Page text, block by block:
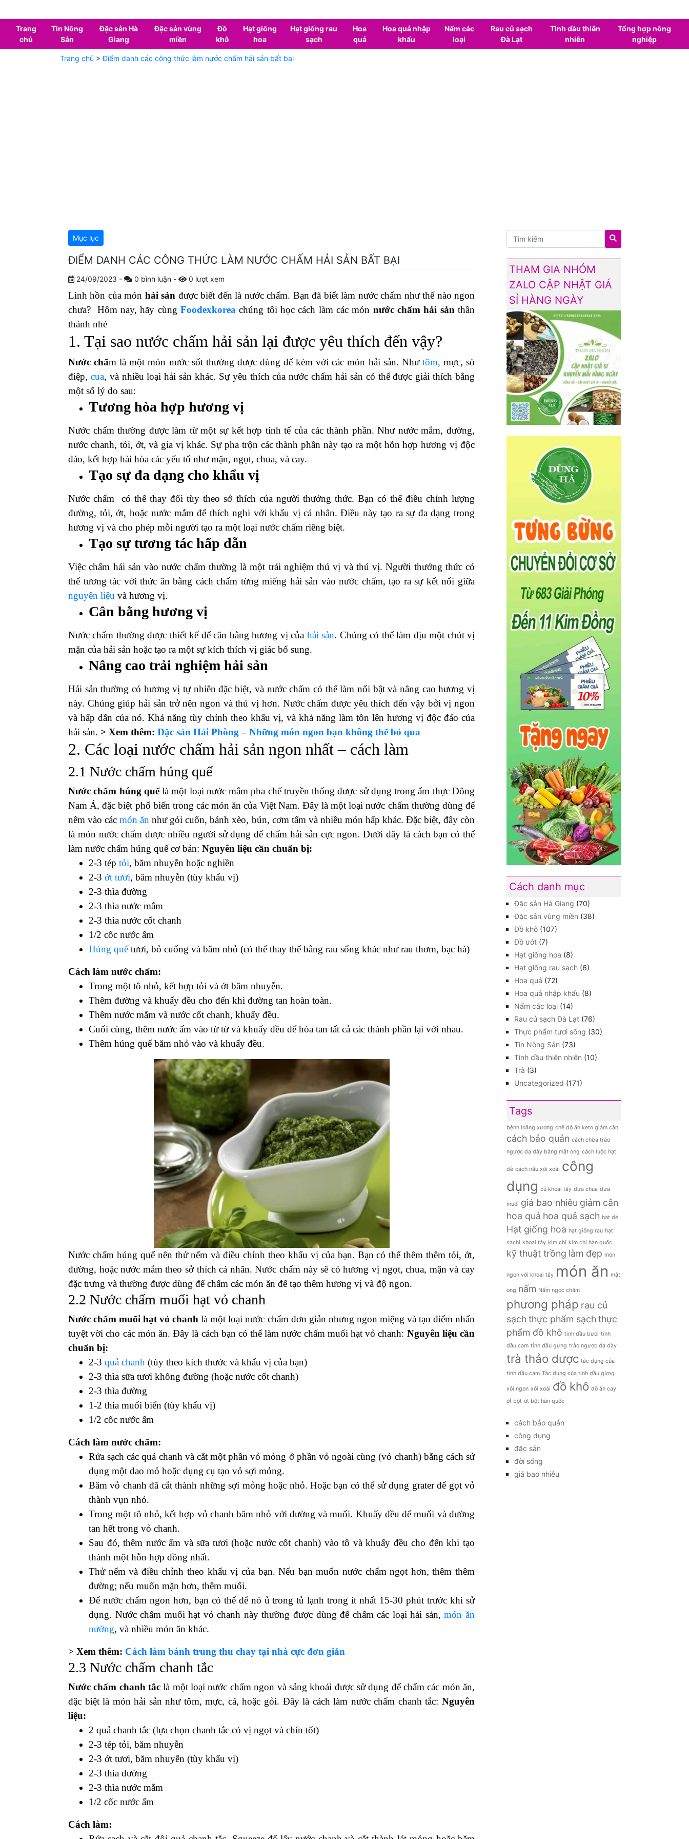
Trang
chủ
Tin Nông
Sản
Đặc sản Hà
Giang
Đặc sản vùng
miền
Đồ
khô
Hạt giống
hoa
Hạt giống rau
sạch
Hoa
quả
Hoa quả nhập
khẩu
Nấm các
loại
Rau củ sạch
Đà Lạt
Tinh dầu thiên
nhiên
Tổng hợp nông
nghiệp
Trang chủ >Điểm danh các công thức làm nước chấm hải sản bất bại
Mục lục
ĐIỂM DANH CÁC CÔNG THỨC LÀM NƯỚC CHẤM HẢI SẢN BẤT BẠI
24/09/2023 - 0 bình luận - 0 lượt xem
Linh hồn của món hải sản được biết đến là nước chấm. Bạn đã biết làm nước chấm như thế nào ngon
chưa? Hôm nay, hãy cùng Foodexkorea chúng tôi học cách làm các món nước chấm hải sản thần
thánh nhé
1. Tại sao nước chấm hải sản lại được yêu thích đến vậy?
Nước chấm là một món nước sốt thường được dùng để kèm với các món hải sản. Như tôm, mực, sò
điệp, cua, và nhiều loại hải sản khác. Sự yêu thích của nước chấm hải sản có thể được giải thích bằng
một số lý do sau:
Tương hòa hợp hương vị
Nước chấm thường được làm từ một sự kết hợp tinh tế của các thành phần. Như nước mắm, đường,
nước chanh, tỏi, ớt, và gia vị khác. Sự pha trộn các thành phần này tạo ra một hỗn hợp hương vị độc
đáo, kết hợp hài hòa các yếu tố như mặn, ngọt, chua, và cay.
Tạo sự đa dạng cho khẩu vị
Nước chấm có thể thay đổi tùy theo sở thích của người thưởng thức. Bạn có thể điều chỉnh lượng
đường, tỏi, ớt, hoặc nước mắm để thích nghi với khẩu vị cá nhân. Điều này tạo ra sự đa dạng trong
hương vị và cho phép mỗi người tạo ra một loại nước chấm riêng biệt.
Tạo sự tương tác hấp dẫn
Việc chấm hải sản vào nước chấm thường là một trải nghiệm thú vị và thú vị. Người thưởng thức có
thể tương tác với thức ăn bằng cách chấm từng miếng hải sản vào nước chấm, tạo ra sự kết nối giữa
nguyên liệu và hương vị.
Cân bằng hương vị
Nước chấm thường được thiết kế để cân bằng hương vị của hải sản. Chúng có thể làm dịu một chút vị
mặn của hải sản hoặc tạo ra một sự kích thích vị giác bổ sung.
Nâng cao trải nghiệm hải sản
Hải sản thường có hương vị tự nhiên đặc biệt, và nước chấm có thể làm nổi bật và nâng cao hương vị
này. Chúng giúp hải sản trở nên ngon và thú vị hơn. Nước chấm được yêu thích đến vậy bởi vị ngon
và hấp dẫn của nó. Khả năng tùy chỉnh theo khẩu vị, và khả năng làm tôn lên hương vị độc đáo của
hải sản. > Xem thêm: Đặc sản Hải Phòng – Những món ngon bạn không thể bỏ qua
2. Các loại nước chấm hải sản ngon nhất – cách làm
2.1 Nước chấm húng quế
Nước chấm húng quếlà một loại nước mắm pha chế truyền thống được sử dụng trong ẩm thực Đông
Nam Á, đặc biệt phổ biến trong các món ăn của Việt Nam. Đây là một loại nước chấm thường dùng để
nêm vào cácmón ăn như gỏi cuốn, bánh xèo, bún, cơm tấm và nhiều món hấp khác. Đặc biệt, đây còn
là món nước chấm được nhiều người sử dụng để chấm hải sản cực ngon. Dưới đây là cách bạn có thể
làm nước chấm húng quế cơ bản: Nguyên liệu cần chuẩn bị:
2-3 tép tỏi, băm nhuyễn hoặc nghiền
2-3 ớt tươi, băm nhuyễn (tùy khẩu vị)
2-3 thìa đường
2-3 thìa nước mắm
2-3 thìa nước cốt chanh
1/2 cốc nước ấm
Húng quếtươi, bỏ cuống và băm nhỏ (có thể thay thế bằng rau sống khác như rau thơm, bạc hà)
Cách làm nước chấm:
Trong một tô nhỏ, kết hợp tỏi và ớt băm nhuyễn.
Thêm đường và khuấy đều cho đến khi đường tan hoàn toàn.
Thêm nước mắm và nước cốt chanh, khuấy đều.
Cuối cùng, thêm nước ấm vào từ từ và khuấy đều để hòa tan tất cả các thành phần lại với nhau.
Thêm húng quế băm nhỏ vào và khuấy đều.
Nước chấm húng quế nên thử nếm và điều chỉnh theo khẩu vị của bạn. Bạn có thể thêm thêm tỏi, ớt,
đường, hoặc nước mắm theo sở thích cá nhân. Nước chấm này sẽ có hương vị ngọt, chua, mặn và cay
đặc trưng và thường được dùng để chấm các món ăn để tạo thêm hương vị và độ ngon.
2.2 Nước chấm muối hạt vỏ chanh
Nước chấm muối hạt vỏ chanh là một loại nước chấm đơn giản nhưng ngon miệng và tạo điểm nhấn
tuyệt vời cho các món ăn. Đây là cách bạn có thể làm nước chấm muối hạt vỏ chanh: Nguyên liệu cần
chuẩn bị:
2-3 quả chanh (tùy theo kích thước và khẩu vị của bạn)
2-3 thìa sữa tươi không đường (hoặc nước cốt chanh)
2-3 thìa đường
1-2 thìa muối biển (tùy khẩu vị)
1/2 cốc nước ấm
Cách làm nước chấm:
Rửa sạch các quả chanh và cắt một phần vỏ mỏng ở phần vỏ ngoài cùng (vỏ chanh) bằng cách sử
dụng một dao mỏ hoặc dụng cụ tạo vỏ sợi mỏng.
Băm vỏ chanh đã cắt thành những sợi mỏng hoặc nhỏ. Hoặc bạn có thể sử dụng grater để gọt vỏ
thành vụn nhỏ.
Trong một tô nhỏ, kết hợp vỏ chanh băm nhỏ với đường và muối. Khuấy đều để muối và đường
tan hết trong vỏ chanh.
Sau đó, thêm nước ấm và sữa tươi (hoặc nước cốt chanh) vào tô và khuấy đều cho đến khi tạo
thành một hỗn hợp đồng nhất.
Thử nếm và điều chỉnh theo khẩu vị của bạn. Nếu bạn muốn nước chấm ngọt hơn, thêm thêm
đường; nếu muốn mặn hơn, thêm muối.
Để nước chấm ngon hơn, bạn có thể để nó ủ trong tủ lạnh trong ít nhất 15-30 phút trước khi sử
dụng. Nước chấm muối hạt vỏ chanh này thường được dùng để chấm các loại hải sản,món ăn
nướng, và nhiều món ăn khác.
> Xem thêm: Cách làm bánh trung thu chay tại nhà cực đơn giản
2.3 Nước chấm chanh tắc
Nước chấm chanh tắc là một loại nước chấm ngon và sảng khoái được sử dụng để chấm các món ăn,
đặc biệt là món hải sản như tôm, mực, cá, hoặc gỏi. Đây là cách làm nước chấm chanh tắc: Nguyên
liệu:
2 quả chanh tắc (lựa chọn chanh tắc có vị ngọt và chín tốt)
2-3 tép tỏi, băm nhuyễn
2-3 ớt tươi, băm nhuyễn (tùy khẩu vị)
2-3 thìa đường
2-3 thìa nước mắm
1/2 cốc nước ấm
Cách làm:
THAM GIA NHÓM
ZALO CẬP NHẬT GIÁ
SỈ HÀNG NGÀY
Cách danh mục
Đặc sản Hà Giang (70)
Đặc sản vùng miền (38)
Đồ khô (107)
Đồ ướt (7)
Hạt giống hoa (8)
Hạt giống rau sạch (6)
Hoa quả (72)
Hoa quả nhập khẩu (8)
Nấm các loại (14)
Rau củ sạch Đà Lạt (76)
Thực phẩm tươi sống (30)
Tin Nông Sản (73)
Tinh dầu thiên nhiên (10)
Trà (3)
Uncategorized (171)
Tags
bệnh loãng xương chế độ ăn keto giảm cân
cách bảo quản cách chữa trào
ngược dạ dày bằng mật ong cách luộc hạt
dẻ cách nấu xôi xoài công
dụng củ khoai tây dưa chua dưa
muối giá bao nhiêu giảm cân
hoa quả hoa quả sạch hạt dẻ
Hạt giống hoa hạt giống rau hạt
sachi khoai tây kim chi kim chi hàn quốc
kỹ thuật trồng làm đẹp món
ngon với khoai tây món ăn mật
ong nấm Nấm ngọc châm
phương pháp rau củ
sạch thực phẩm sạch thực
phẩm đồ khô tinh dầu bưởi tinh
dầu cam tinh dầu gừng trào ngược dạ dày
trà thảo dược tác dụng của
tinh dầu cam Tác dụng của tinh dầu gừng
xôi ngon xôi xoài đồ khô đồ ăn cay
ớt bột ớt bột hàn quốc
cách bảo quản
công dụng
đặc sản
đời sống
giá bao nhiêu